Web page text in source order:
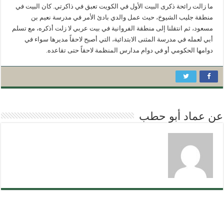
ما زالت رائحة ذكرى البيت الأول في الكويت تعبق في ذاكرتي. كان البيت في
منطقة جليب الشيوخ، حيث عمل والدي بادئ الأمر في مدرسة نعيم بن
مسعود، ثم انتقلنا إلى منطقة الفروانية في بيت عربي لا زلت أذكره، مع تسلم
أبي لعمله في مدرسة المثنى الابتدائية، التي أصبح لاحقاً مديرها سواء في
دوامها الحكومي أو في دوام مدارس المنظمة لاحقاً حتى تقاعده.
عن عماد أبو حطب